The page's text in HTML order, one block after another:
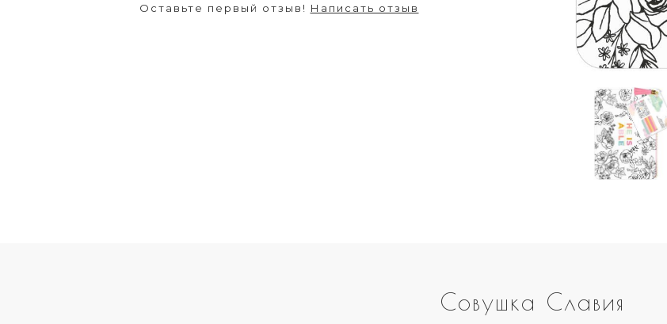
Оставьте первый отзыв! Написать отзыв
Совушка Славия